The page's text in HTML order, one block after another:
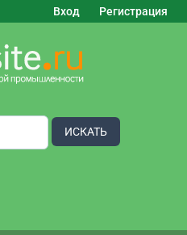
Вход Регистрация
ИСКАТЬ